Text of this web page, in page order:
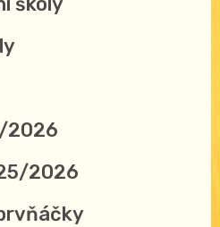
2026
2026